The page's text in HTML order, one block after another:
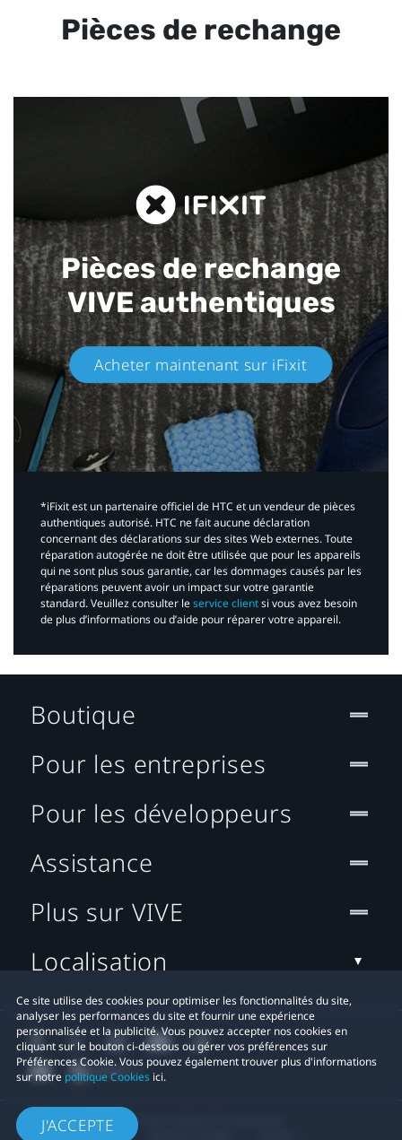
Pièces de rechange
Pièces de rechange
VIVE authentiques​
Acheter maintenant sur iFixit​
*iFixit est un partenaire officiel de HTC et un vendeur de pièces
authentiques autorisé. HTC ne fait aucune déclaration
concernant des déclarations sur des sites Web externes. Toute
réparation autogérée ne doit être utilisée que pour les appareils
qui ne sont plus sous garantie, car les dommages causés par les
réparations peuvent avoir un impact sur votre garantie
standard. Veuillez consulter leservice clientsi vous avez besoin
de plus d’informations ou d’aide pour réparer votre appareil.​
Ce site utilise des cookies pour optimiser les fonctionnalités du site,
analyser les performances du site et fournir une expérience
personnalisée et la publicité. Vous pouvez accepter nos cookies en
cliquant sur le bouton ci-dessous ou gérer vos préférences sur
Préférences Cookie. Vous pouvez également trouver plus d'informations
sur notre politique Cookies ici.
J'ACCEPTE
Boutique
Pour les entreprises
Pour les développeurs
Assistance
Plus sur VIVE
Localisation
© 2011-2026 HTC Corporation